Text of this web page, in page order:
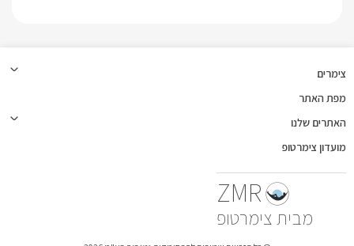
ZMR
צימרטופ
צימרים
מפת האתר
האתרים שלנו
מועדון צימרטופ